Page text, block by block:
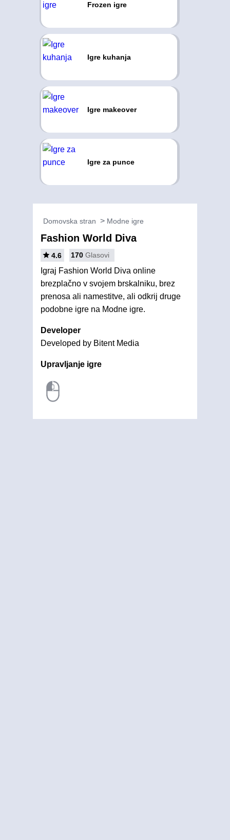
Frozen igre
Igre kuhanja
Igre makeover
Igre za punce
Domovska stran Modne igre
Fashion World Diva
4.6 170 Glasovi
Igraj Fashion World Diva online
brezplačno v svojem brskalniku, brez
prenosa ali namestitve, ali odkrij druge
podobne igre na Modne igre.
Developer
Developed by Bitent Media
Upravljanje igre